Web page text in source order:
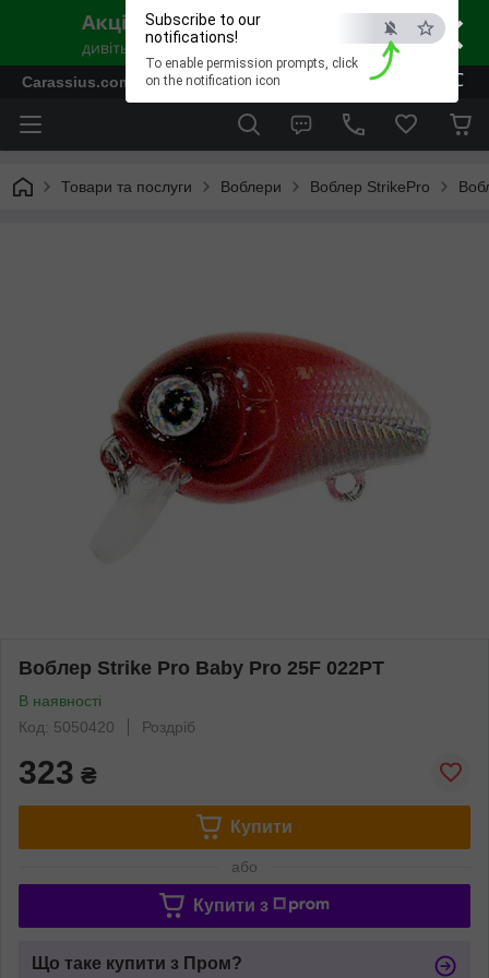
×
ESC
Subscribe to our
notifications!
To enable permission prompts, click
on the notification icon
Carassius.com.ua - Все для риболовлі та відпочинку
Товари та послуги Воблери Воблер StrikePro
Воблер Strike Pro Baby Pro 25F 022PT
В наявності
Код: 5050420
Роздріб
323 ₴
Купити
або
Купити з
Що таке купити з Пром?